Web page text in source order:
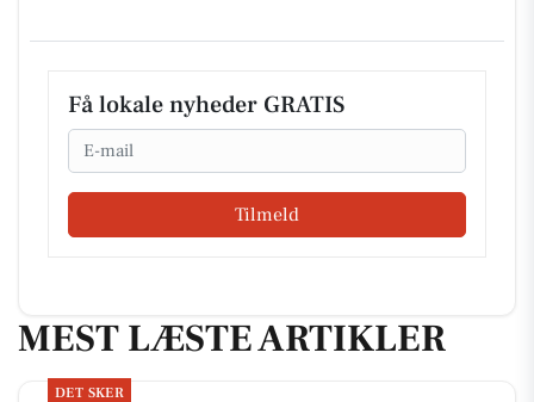
Få lokale nyheder GRATIS
Email
Tilmeld
MEST LÆSTE ARTIKLER
DET SKER